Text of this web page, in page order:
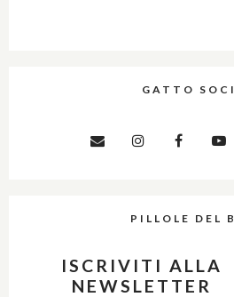
GATTO
PILLOLE DEL
ISCRIVITI ALLA
NEWSLETTER